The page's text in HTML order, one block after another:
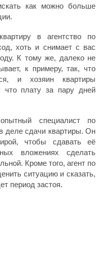
как можно больше
в агентство по
хоть и снимает с вас
К тому же, далеко не
к примеру, так, что
и хозяин квартиры
что плату за пару дней
специалист по
деле сдачи квартиры. Он
чтобы сдавать её
вложениях сделать
Кроме того, агент по
ситуацию и сказать,
период застоя.